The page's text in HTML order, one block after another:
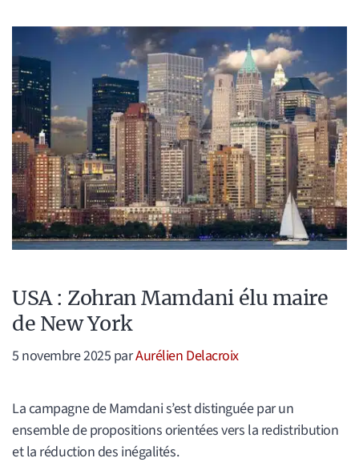
USA : Zohran Mamdani élu maire
de New York
5 novembre 2025 parAurélien Delacroix
La campagne de Mamdani s’est distinguée par un
ensemble de propositions orientées vers la redistribution
et la réduction des inégalités.